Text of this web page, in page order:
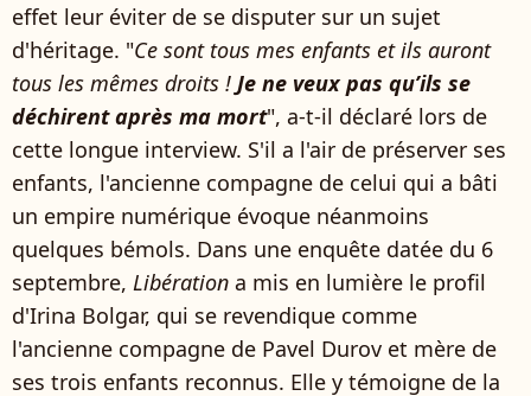
effet leur éviter de se disputer sur un sujet
d'héritage. "Ce sont tous mes enfants et ils auront
tous les mêmes droits ! Je ne veux pas qu’ils se
déchirent après ma mort", a-t-il déclaré lors de
cette longue interview. S'il a l'air de préserver ses
enfants, l'ancienne compagne de celui qui a bâti
un empire numérique évoque néanmoins
quelques bémols. Dans une enquête datée du 6
septembre, Libération a mis en lumière le profil
d'Irina Bolgar, qui se revendique comme
l'ancienne compagne de Pavel Durov et mère de
ses trois enfants reconnus. Elle y témoigne de la